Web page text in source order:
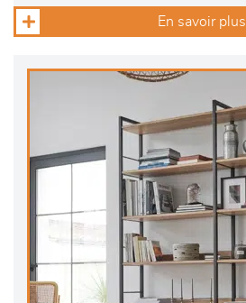
En savoir plus